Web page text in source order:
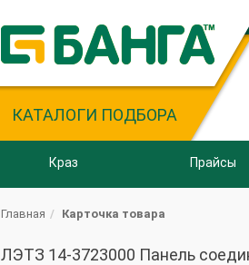
КАТАЛОГИ ПОДБОРА
Краз Прайсы
Главная Карточка товара
ЛЭТЗ 14-3723000 Панель